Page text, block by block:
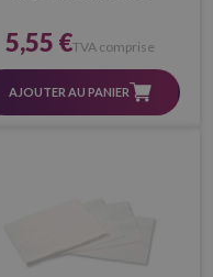
5,55 €TVA comprise
AJOUTER AU PANIER